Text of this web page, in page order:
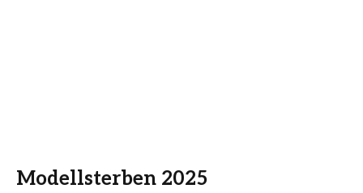
Modellsterben 2025